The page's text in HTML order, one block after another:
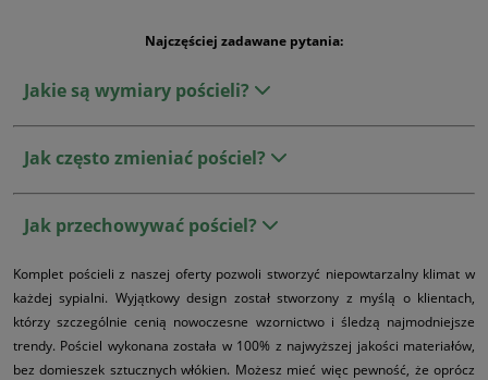
Najczęściej zadawane pytania:
Jakie są wymiary pościeli?
Jak często zmieniać pościel?
Jak przechowywać pościel?
Komplet pościeli z naszej oferty pozwoli stworzyć niepowtarzalny klimat w
każdej sypialni. Wyjątkowy design został stworzony z myślą o klientach,
którzy szczególnie cenią nowoczesne wzornictwo i śledzą najmodniejsze
trendy. Pościel wykonana została w 100% z najwyższej jakości materiałów,
bez domieszek sztucznych włókien. Możesz mieć więc pewność, że oprócz